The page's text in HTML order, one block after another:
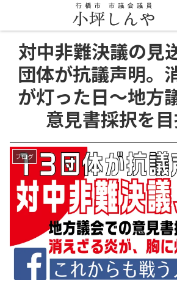
対中非難決議の見
団体が抗議声明。
が灯った日～地方
意見書採択を
ブログ